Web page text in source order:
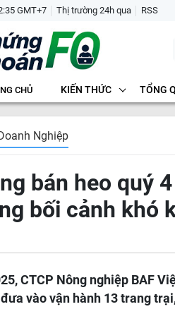
GMT+7 Thị trường 24h qua RSS
CHỦ KIẾN THỨC TỔNG
Nghiệp
bán heo quý
bối cảnh khó
CTCP Nông nghiệp BAF
vào vận hành 13 trang